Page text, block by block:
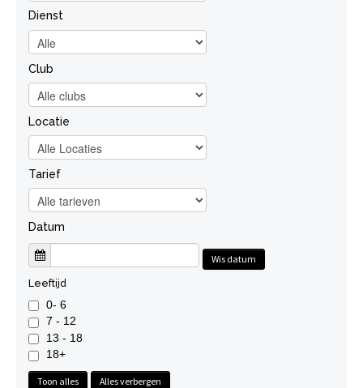
Dienst
Club
Locatie
Tarief
Datum
Wis datum
Leeftijd
0- 6
7 - 12
13 - 18
18+
Toon alles Alles verbergen